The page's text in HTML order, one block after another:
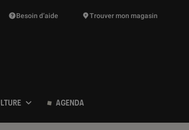
suggestions de produits vont vous être proposées
Besoin d’aide Trouver mon magasin
AGENDA